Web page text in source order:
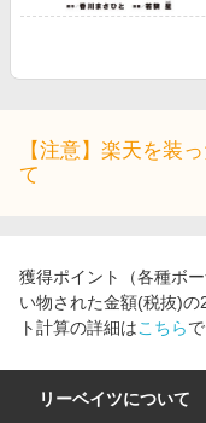
【注意】楽天を装
て
獲得ポイント（各種ボ
い物された金額(税抜)
ト計算の詳細はこちら
リーベイツについて